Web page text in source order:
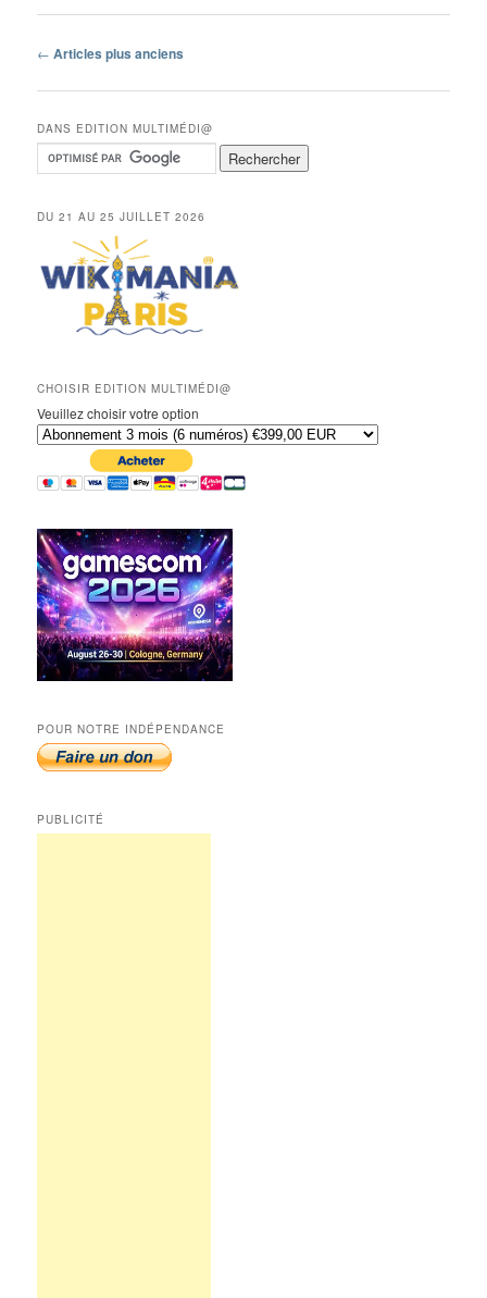
Navigation
articles
← Articles plus anciens
DANS EDITION MULTIMÉDI@
DU 21 AU 25 JUILLET 2026
CHOISIR EDITION MULTIMÉDI@
Veuillez choisir votre option
POUR NOTRE INDÉPENDANCE
PUBLICITÉ